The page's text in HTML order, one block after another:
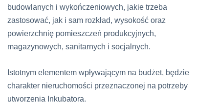
budowlanych i wykończeniowych, jakie trzeba
zastosować, jak i sam rozkład, wysokość oraz
powierzchnię pomieszczeń produkcyjnych,
magazynowych, sanitarnych i socjalnych.
Istotnym elementem wpływającym na budżet, będzie
charakter nieruchomości przeznaczonej na potrzeby
utworzenia Inkubatora.